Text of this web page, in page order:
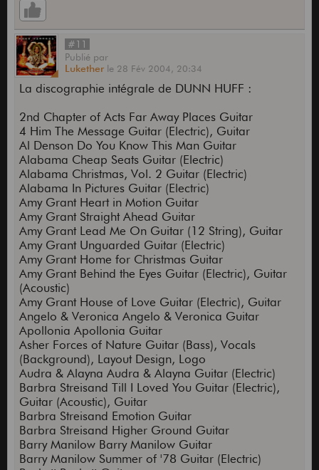
#11
Publié par
Lukether le 28 Fév 2004, 20:34
La discographie intégrale de DUNN HUFF :
2nd Chapter of Acts Far Away Places Guitar
4 Him The Message Guitar (Electric), Guitar
Al Denson Do You Know This Man Guitar
Alabama Cheap Seats Guitar (Electric)
Alabama Christmas, Vol. 2 Guitar (Electric)
Alabama In Pictures Guitar (Electric)
Amy Grant Heart in Motion Guitar
Amy Grant Straight Ahead Guitar
Amy Grant Lead Me On Guitar (12 String), Guitar
Amy Grant Unguarded Guitar (Electric)
Amy Grant Home for Christmas Guitar
Amy Grant Behind the Eyes Guitar (Electric), Guitar
(Acoustic)
Amy Grant House of Love Guitar (Electric), Guitar
Angelo & Veronica Angelo & Veronica Guitar
Apollonia Apollonia Guitar
Asher Forces of Nature Guitar (Bass), Vocals
(Background), Layout Design, Logo
Audra & Alayna Audra & Alayna Guitar (Electric)
Barbra Streisand Till I Loved You Guitar (Electric),
Guitar (Acoustic), Guitar
Barbra Streisand Emotion Guitar
Barbra Streisand Higher Ground Guitar
Barry Manilow Barry Manilow Guitar
Barry Manilow Summer of '78 Guitar (Electric)